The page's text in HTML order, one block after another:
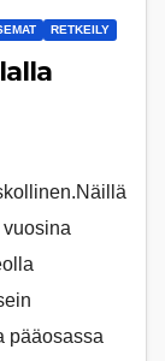
RETKEILY
pääosassa